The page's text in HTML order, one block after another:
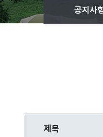
공지사
제목